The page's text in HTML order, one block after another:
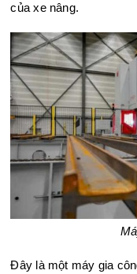
của xe nâng.
Đây là một máy gia